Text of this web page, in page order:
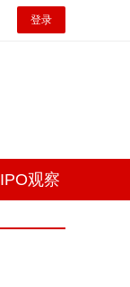
登录
IPO观察